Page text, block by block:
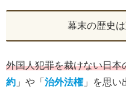
幕末の歴史
外国人犯罪を裁けない日本
約 」や「 治外法権」を思い